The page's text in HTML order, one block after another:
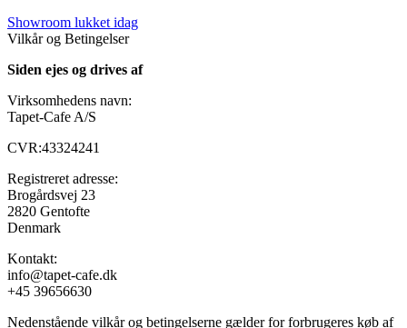
Showroom lukket idag
Vilkår og Betingelser
Siden ejes og drives af
Virksomhedens navn:
Tapet-Cafe A/S
CVR:43324241
Registreret adresse:
Brogårdsvej 23
2820 Gentofte
Denmark
Kontakt:
info@tapet-cafe.dk
+45 39656630
Nedenstående vilkår og betingelserne gælder for forbrugeres køb af